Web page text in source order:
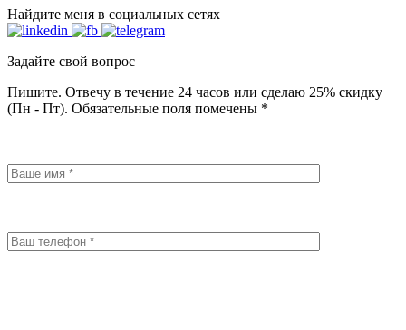
Найдите меня в социальных сетях
Задайте свой вопрос
Пишите. Отвечу в течение 24 часов или сделаю 25% скидку
(Пн - Пт). Обязательные поля помечены *